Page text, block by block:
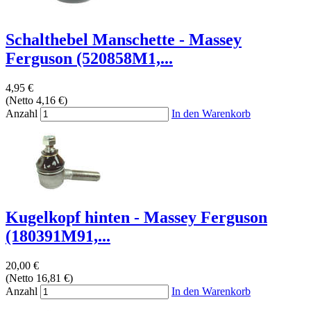
Schalthebel Manschette - Massey
Ferguson (520858M1,...
4,95 €
(Netto 4,16 €)
Anzahl
In den Warenkorb
Kugelkopf hinten - Massey Ferguson
(180391M91,...
20,00 €
(Netto 16,81 €)
Anzahl
In den Warenkorb